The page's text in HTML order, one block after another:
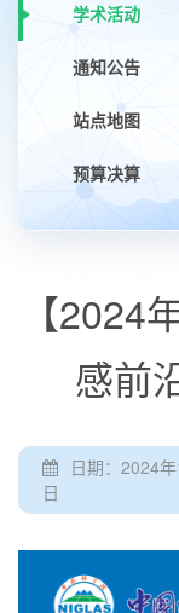
学术活动
通知公告
站点地图
预算决算
【2024
感前
日期：2024
日